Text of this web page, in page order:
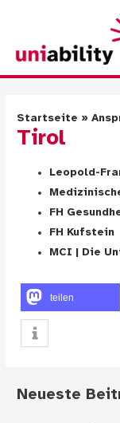
springen
Startseite
Tirol
Leopold-
FH
FH Kufstein
MCI | Die
teilen
Neueste